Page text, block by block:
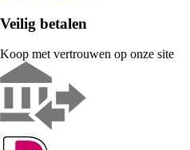
Veilig betalen
Koop met vertrouwen op onze site